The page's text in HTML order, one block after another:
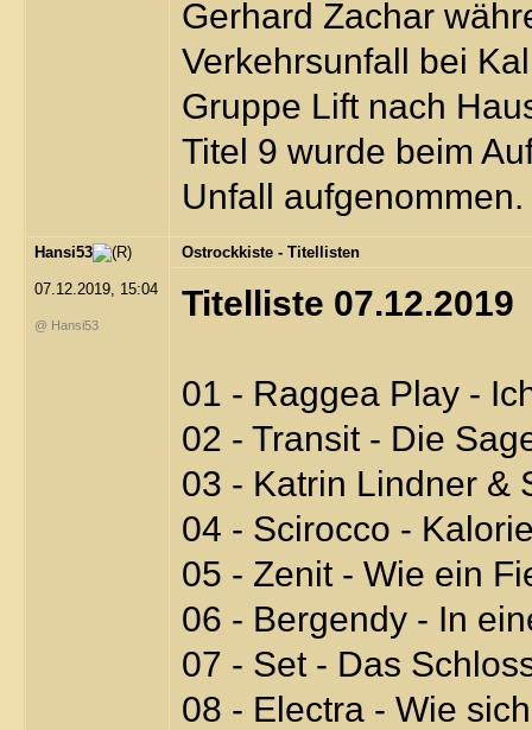
Gerhard Zachar
Verkehrsunfall bei
Gruppe Lift nach
Titel 9 wurde beim
Unfall aufgenommen.
Hansi53
07.12.2019, 15:04
@ Hansi53
Ostrockkiste - Titellisten
Titelliste 07.12.2019
01 - Raggea Play -
02 - Transit - Die
03 - Katrin Lindner &
04 - Scirocco -
05 - Zenit - Wie ein
06 - Bergendy - In
07 - Set - Das
08 - Electra - Wie